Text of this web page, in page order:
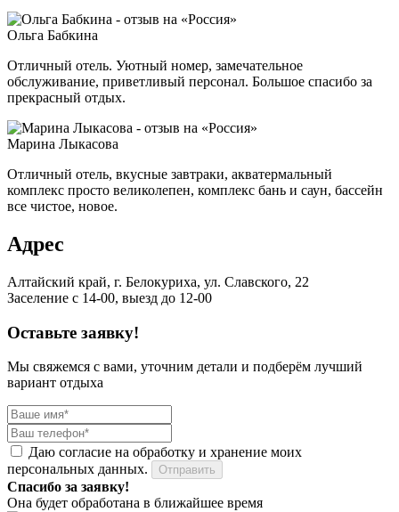
Ольга Бабкина
Отличный отель. Уютный номер, замечательное
обслуживание, приветливый персонал. Большое спасибо за
прекрасный отдых.
Марина Лыкасова
Отличный отель, вкусные завтраки, акватермальный
комплекс просто великолепен, комплекс бань и саун, бассейн
все чистое, новое.
Адрес
Алтайский край, г. Белокуриха, ул. Славского, 22
Заселение с 14-00, выезд до 12-00
Оставьте заявку!
Мы свяжемся с вами, уточним детали и подберём лучший
вариант отдыха
Даю согласие на обработку и хранение моих
персональных данных.
Отправить
Спасибо за заявку!
Она будет обработана в ближайшее время